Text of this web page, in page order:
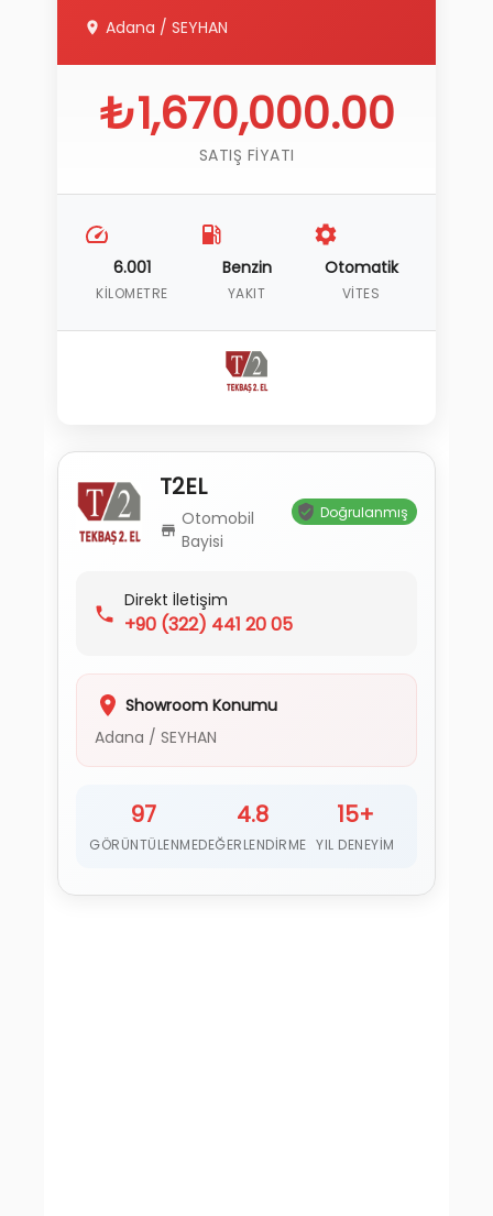
Adana / SEYHAN
₺1,670,000.00
SATIŞ FIYATI
6.001
KILOMETRE
Benzin
YAKIT
Otomatik
VITES
T2EL
Otomobil
Bayisi
Doğrulanmış
Direkt İletişim
+90 (322) 441 20 05
Showroom Konumu
Adana / SEYHAN
97
GÖRÜNTÜLENME
4.8
DEĞERLENDIRME
15+
YIL DENEYIM